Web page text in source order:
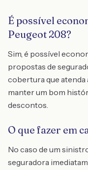
É possível
Peugeot 208?
Sim, é possível
propostas de
cobertura que atenda
manter um bom
descontos.
O que fazer em
No caso de um
seguradora